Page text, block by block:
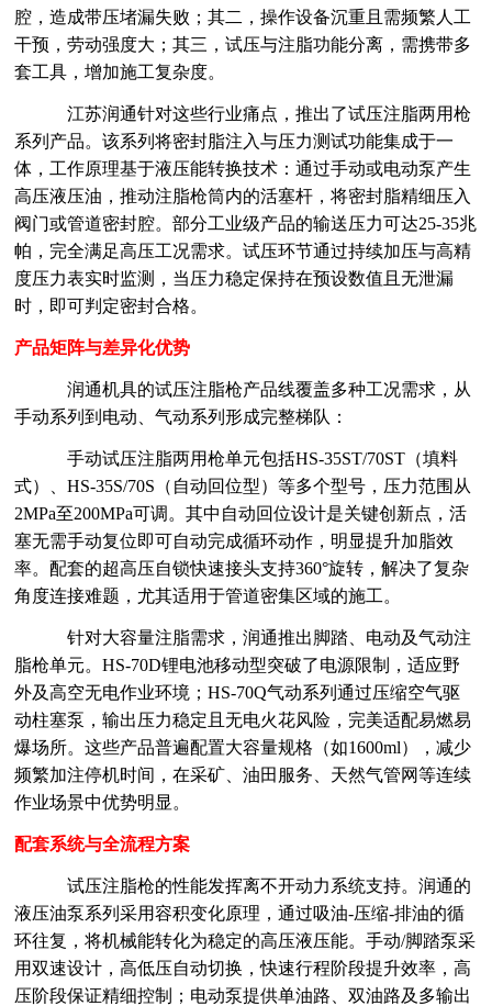
腔，造成带压堵漏失败；其二，操作设备沉重且需频繁人工
干预，劳动强度大；其三，试压与注脂功能分离，需携带多
套工具，增加施工复杂度。
江苏润通针对这些行业痛点，推出了试压注脂两用枪
系列产品。该系列将密封脂注入与压力测试功能集成于一
体，工作原理基于液压能转换技术：通过手动或电动泵产生
高压液压油，推动注脂枪筒内的活塞杆，将密封脂精细压入
阀门或管道密封腔。部分工业级产品的输送压力可达25-35兆
帕，完全满足高压工况需求。试压环节通过持续加压与高精
度压力表实时监测，当压力稳定保持在预设数值且无泄漏
时，即可判定密封合格。
产品矩阵与差异化优势
润通机具的试压注脂枪产品线覆盖多种工况需求，从
手动系列到电动、气动系列形成完整梯队：
手动试压注脂两用枪单元包括HS-35ST/70ST（填料
式）、HS-35S/70S（自动回位型）等多个型号，压力范围从
2MPa至200MPa可调。其中自动回位设计是关键创新点，活
塞无需手动复位即可自动完成循环动作，明显提升加脂效
率。配套的超高压自锁快速接头支持360°旋转，解决了复杂
角度连接难题，尤其适用于管道密集区域的施工。
针对大容量注脂需求，润通推出脚踏、电动及气动注
脂枪单元。HS-70D锂电池移动型突破了电源限制，适应野
外及高空无电作业环境；HS-70Q气动系列通过压缩空气驱
动柱塞泵，输出压力稳定且无电火花风险，完美适配易燃易
爆场所。这些产品普遍配置大容量规格（如1600ml），减少
频繁加注停机时间，在采矿、油田服务、天然气管网等连续
作业场景中优势明显。
配套系统与全流程方案
试压注脂枪的性能发挥离不开动力系统支持。润通的
液压油泵系列采用容积变化原理，通过吸油-压缩-排油的循
环往复，将机械能转化为稳定的高压液压能。手动/脚踏泵采
用双速设计，高低压自动切换，快速行程阶段提升效率，高
压阶段保证精细控制；电动泵提供单油路、双油路及多输出